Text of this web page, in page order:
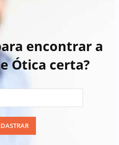
encontrar a
Ótica certa?